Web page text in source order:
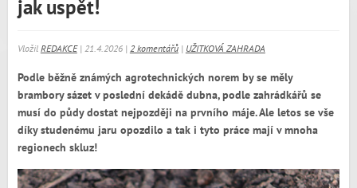
jak uspět!
Vložil REDAKCE| 21.4.2026 | 2 komentářů| UŽITKOVÁ ZAHRADA
Podle běžně známých agrotechnických norem by se měly
brambory sázet v poslední dekádě dubna, podle zahrádkářů se
musí do půdy dostat nejpozději na prvního máje. Ale letos se vše
díky studenému jaru opozdilo a tak i tyto práce mají v mnoha
regionech skluz!